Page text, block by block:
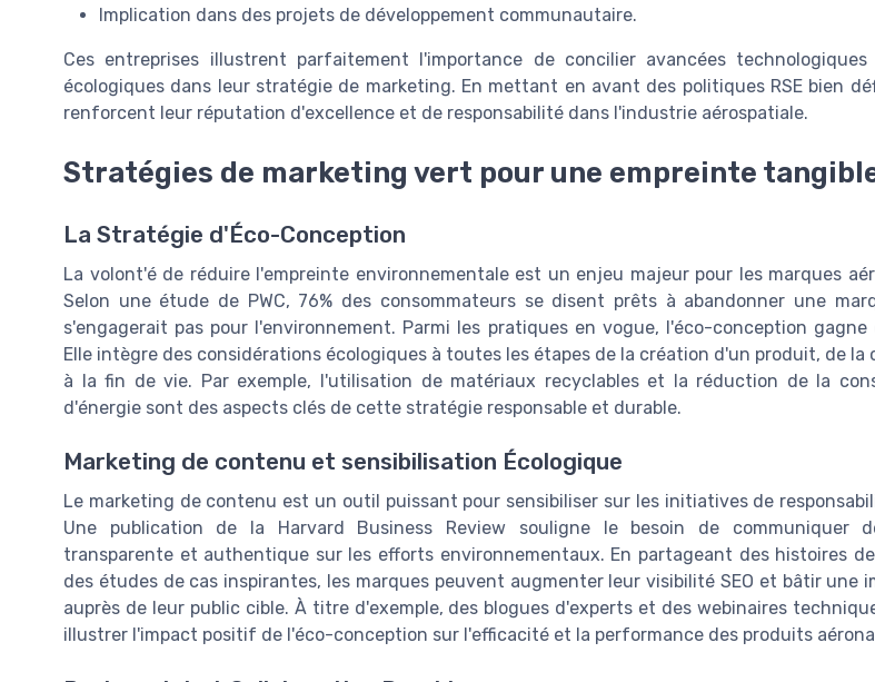
Implication dans des projets de développement communautaire.
Ces entreprises illustrent parfaitement l'importance de concilier avancées
écologiques dans leur stratégie de marketing. En mettant en avant des politiques RSE bien
renforcent leur réputation d'excellence et de responsabilité dans l'industrie aérospatiale.
Stratégies de marketing vert pour une empreinte
La Stratégie d'Éco-Conception
La volont'é de réduire l'empreinte environnementale est un enjeu majeur pour les marques
Selon une étude de PWC, 76% des consommateurs se disent prêts à abandonner une
s'engagerait pas pour l'environnement. Parmi les pratiques en vogue, l'éco-conception gagne
Elle intègre des considérations écologiques à toutes les étapes de la création d'un produit, de la
à la fin de vie. Par exemple, l'utilisation de matériaux recyclables et la réduction de la
d'énergie sont des aspects clés de cette stratégie responsable et durable.
Marketing de contenu et sensibilisation Écologique
Le marketing de contenu est un outil puissant pour sensibiliser sur les initiatives de
Une publication de la Harvard Business Review souligne le besoin de communiquer
transparente et authentique sur les efforts environnementaux. En partageant des histoires
des études de cas inspirantes, les marques peuvent augmenter leur visibilité SEO et bâtir une
auprès de leur public cible. À titre d'exemple, des blogues d'experts et des webinaires
illustrer l'impact positif de l'éco-conception sur l'efficacité et la performance des produits